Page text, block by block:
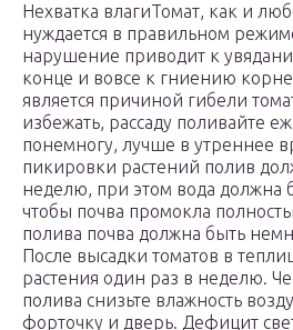
Нехватка влагиТомат, как и
нуждается в правильном
нарушение приводит к
конце и вовсе к гниению
является причиной гибели
избежать, рассаду поливайте
понемногу, лучше в утреннее
пикировки растений полив
неделю, при этом вода должна
чтобы почва промокла
полива почва должна быть
После высадки томатов в
растения один раз в неделю.
полива снизьте влажность
форточку и дверь. Дефицит